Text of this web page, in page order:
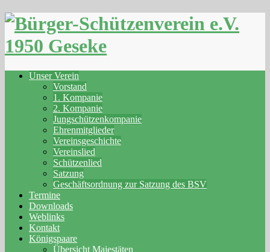
Skip
content
Unser Verein
Vorstand
1. Kompanie
2. Kompanie
Jungschützenkompanie
Ehrenmitglieder
Vereinsgeschichte
Vereinslied
Schützenlied
Satzung
Geschäftsordnung zur Satzung des BSV
Termine
Downloads
Weblinks
Kontakt
Königspaare
Übersicht Majestäten